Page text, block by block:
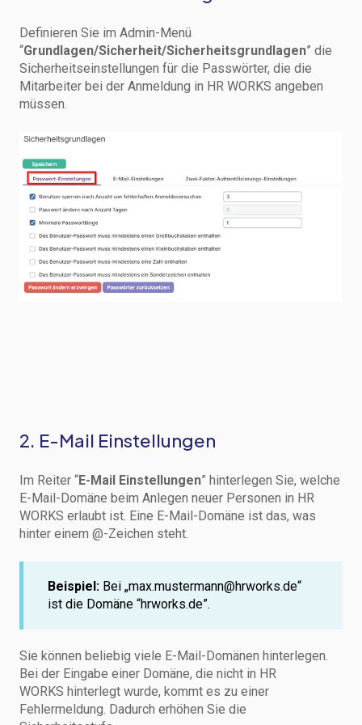
Definieren Sie im Admin-Menü
“Grundlagen/Sicherheit/Sicherheitsgrundlagen” die
Sicherheitseinstellungen für die Passwörter, die die
Mitarbeiter bei der Anmeldung in HR WORKS angeben
müssen.
2. E-Mail Einstellungen
Im Reiter “E-Mail Einstellungen” hinterlegen Sie, welche
E-Mail-Domäne beim Anlegen neuer Personen in HR
WORKS erlaubt ist. Eine E-Mail-Domäne ist das, was
hinter einem @-Zeichen steht.
Beispiel: Bei „max.mustermann@hrworks.de“
ist die Domäne “hrworks.de”.
Sie können beliebig viele E-Mail-Domänen hinterlegen.
Bei der Eingabe einer Domäne, die nicht in HR
WORKS hinterlegt wurde, kommt es zu einer
Fehlermeldung. Dadurch erhöhen Sie die